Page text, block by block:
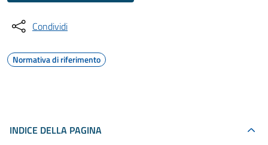
Condividi
Normativa di riferimento
INDICE DELLA PAGINA